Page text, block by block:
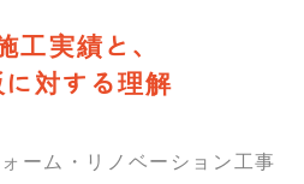
工実績と、
に対する理解
ーム・リノベーション工事